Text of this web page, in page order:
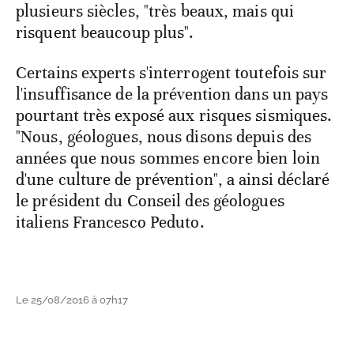
plusieurs siècles, "très beaux, mais qui
risquent beaucoup plus".
Certains experts s'interrogent toutefois sur
l'insuffisance de la prévention dans un pays
pourtant très exposé aux risques sismiques.
"Nous, géologues, nous disons depuis des
années que nous sommes encore bien loin
d'une culture de prévention", a ainsi déclaré
le président du Conseil des géologues
italiens Francesco Peduto.
Le 25/08/2016 à 07h17